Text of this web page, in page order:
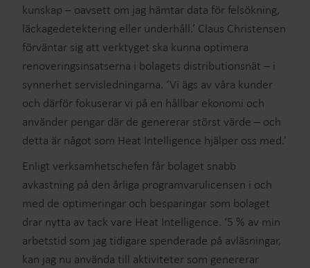
kunskap – oavsett om jag hämtar data för felsökning,
läckagedetektering eller underhåll.’ Claus Christensen
förväntar sig att verktyget ska kunna optimera
renoveringsinsatserna i bolagets distributionsnät – i
synnerhet servisledningarna. ‘Vi ägs av våra kunder
och därför fokuserar vi på en hållbar ekonomi och
använder pengar där de genererar störst värde – och
detta är något som Heat Intelligence hjälper oss med.’
Enligt verksamhetschefen får bolaget snabb
avkastning på den årliga programvarulicensen i och
med de optimeringar och besparingar som bolaget
drar nytta av tack vare Heat Intelligence. ‘5 % av min
arbetstid som jag tidigare spenderade på avläsningar,
kan jag nu använda till aktiviteter som genererar